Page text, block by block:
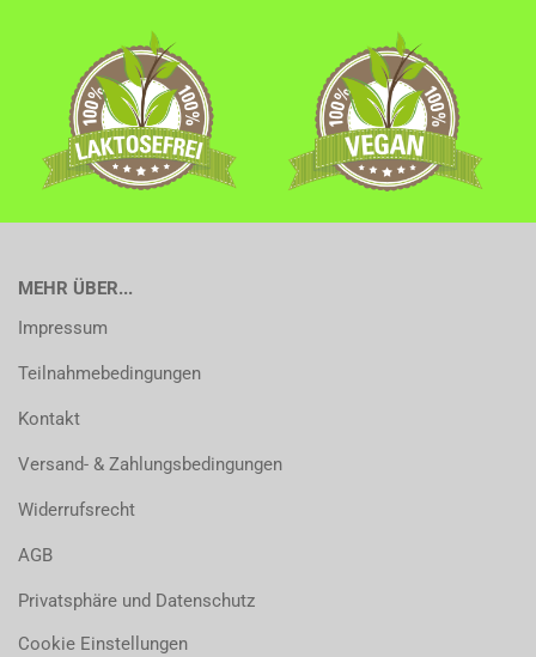
MEHR ÜBER...
Impressum
Teilnahmebedingungen
Kontakt
Versand- & Zahlungsbedingungen
Widerrufsrecht
AGB
Privatsphäre und Datenschutz
Cookie Einstellungen